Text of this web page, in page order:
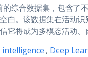
综合数据集，包含了
白。该数据集在活动
它将成为多模态活动、
intelligence , Deep